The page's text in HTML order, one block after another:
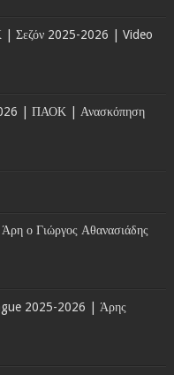
| Σεζόν 2025-2026 | Video
| ΠΑΟΚ | Ανασκόπηση
ο Γιώργος Αθανασιάδης
2025-2026 | Άρης